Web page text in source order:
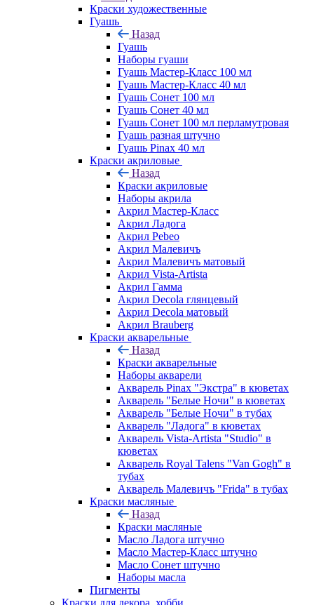
Краски художественные
Гуашь
Назад
Гуашь
Наборы гуаши
Гуашь Мастер-Класс 100 мл
Гуашь Мастер-Класс 40 мл
Гуашь Сонет 100 мл
Гуашь Сонет 40 мл
Гуашь Сонет 100 мл перламутровая
Гуашь разная штучно
Гуашь Pinax 40 мл
Краски акриловые
Назад
Краски акриловые
Наборы акрила
Акрил Мастер-Класс
Акрил Ладога
Акрил Pebeo
Акрил Малевичъ
Акрил Малевичъ матовый
Акрил Vista-Artista
Акрил Гамма
Акрил Decola глянцевый
Акрил Decola матовый
Акрил Brauberg
Краски акварельные
Назад
Краски акварельные
Наборы акварели
Акварель Pinax "Экстра" в кюветах
Акварель "Белые Ночи" в кюветах
Акварель "Белые Ночи" в тубах
Акварель "Ладога" в кюветах
Акварель Vista-Artista "Studio" в
кюветах
Акварель Royal Talens "Van Gogh" в
тубах
Акварель Малевичъ "Frida" в тубах
Краски масляные
Назад
Краски масляные
Масло Ладога штучно
Масло Мастер-Класс штучно
Масло Сонет штучно
Наборы масла
Пигменты
Краски для декора, хобби